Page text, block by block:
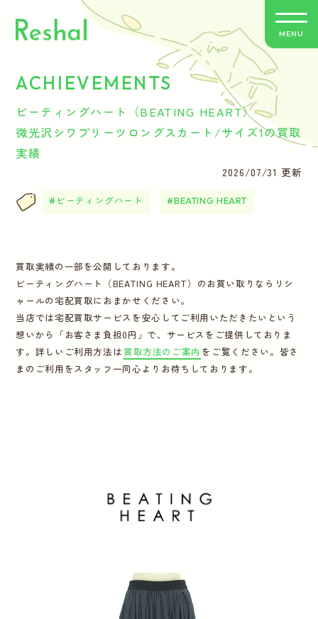
リシャールの特徴
買取方法のご案内
よくあるご質問
バイヤー紹介
運営会社
MENU
ACHIEVEMENTS
ビーティングハート（BEATING HEART）
微光沢シワプリーツロングスカート/サイズ1の買取
実績
2026/07/31 更新
ビーティングハート BEATING HEART
買取実績の一部を公開しております。
ビーティングハート（BEATING HEART）のお買い取りならリシ
ャールの宅配買取におまかせください。
当店では宅配買取サービスを安心してご利用いただきたいという
想いから「お客さま負担0円」で、サービスをご提供しておりま
す。詳しいご利用方法は 買取方法のご案内 をご覧ください。皆さ
まのご利用をスタッフ一同心よりお待ちしております。